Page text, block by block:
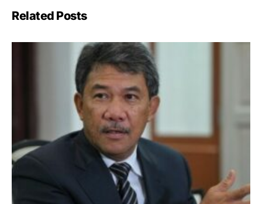
Related Posts